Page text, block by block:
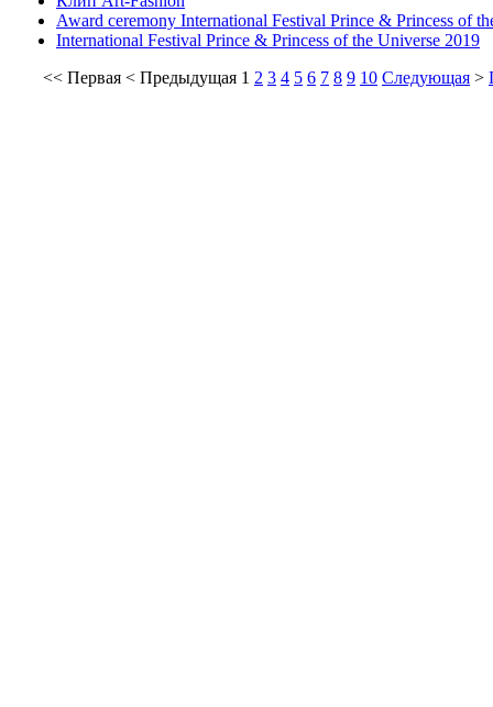
Award ceremony International Festival Prince & Princess of
International Festival Prince & Princess of the Universe 2019
<< Первая < Предыдущая 1 2 3 4 5 6 7 8 9 10 Следующая >